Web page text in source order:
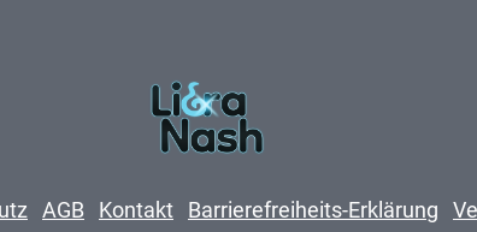
AGB Kontakt Barrierefreiheits-Erklärung